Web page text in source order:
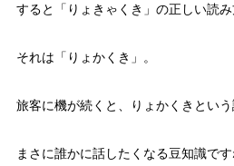
すると「りょきゃくき」の正しい読み
それは「りょかくき」。
旅客に機が続くと、りょかくきという
まさに誰かに話したくなる豆知識です